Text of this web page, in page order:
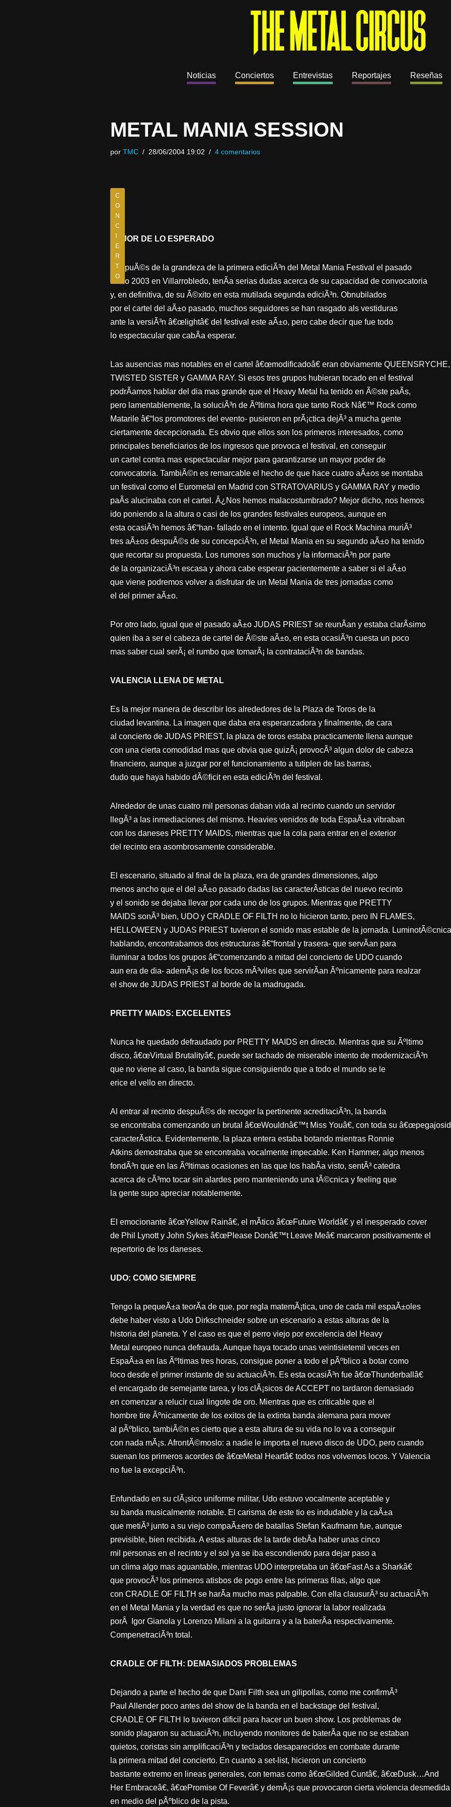
Noticias Conciertos Entrevistas Reportajes Reseñas
METAL MANIA SESSION
por TMC 28/06/2004 19:02 4 comentarios
C
O
N
C
E
R
T
O
MEJOR DE LO ESPERADO
DespuÃ©s de la grandeza de la primera ediciÃ³n del Metal Mania Festival el pasado
aÃ±o 2003 en Villarrobledo, tenÃ­a serias dudas acerca de su capacidad de convocatoria
y, en definitiva, de su Ã©xito en esta mutilada segunda ediciÃ³n. Obnubilados
por el cartel del aÃ±o pasado, muchos seguidores se han rasgado als vestiduras
ante la versiÃ³n â€œlightâ€ del festival este aÃ±o, pero cabe decir que fue todo
lo espectacular que cabÃ­a esperar.
Las ausencias mas notables en el cartel â€œmodificadoâ€ eran obviamente QUEENSRYCHE,
TWISTED SISTER y GAMMA RAY. Si esos tres grupos hubieran tocado en el festival
podrÃ­amos hablar del dia mas grande que el Heavy Metal ha tenido en Ã©ste paÃ­s,
pero lamentablemente, la soluciÃ³n de Ãºltima hora que tanto Rock Nâ€™ Rock como
Matarile â€“los promotores del evento- pusieron en prÃ¡ctica dejÃ³ a mucha gente
ciertamente decepcionada. Es obvio que ellos son los primeros interesados, como
principales beneficiarios de los ingresos que provoca el festival, en conseguir
un cartel contra mas espectacular mejor para garantizarse un mayor poder de
convocatoria. TambiÃ©n es remarcable el hecho de que hace cuatro aÃ±os se montaba
un festival como el Eurometal en Madrid con STRATOVARIUS y GAMMA RAY y medio
paÃ­s alucinaba con el cartel. Â¿Nos hemos malacostumbrado? Mejor dicho, nos hemos
ido poniendo a la altura o casi de los grandes festivales europeos, aunque en
esta ocasiÃ³n hemos â€“han- fallado en el intento. Igual que el Rock Machina muriÃ³
tres aÃ±os despuÃ©s de su concepciÃ³n, el Metal Mania en su segundo aÃ±o ha tenido
que recortar su propuesta. Los rumores son muchos y la informaciÃ³n por parte
de la organizaciÃ³n escasa y ahora cabe esperar pacientemente a saber si el aÃ±o
que viene podremos volver a disfrutar de un Metal Mania de tres jornadas como
el del primer aÃ±o.
Por otro lado, igual que el pasado aÃ±o JUDAS PRIEST se reunÃ­an y estaba clarÃ­simo
quien iba a ser el cabeza de cartel de Ã©ste aÃ±o, en esta ocasiÃ³n cuesta un poco
mas saber cual serÃ¡ el rumbo que tomarÃ¡ la contrataciÃ³n de bandas.
VALENCIA LLENA DE METAL
Es la mejor manera de describir los alrededores de la Plaza de Toros de la
ciudad levantina. La imagen que daba era esperanzadora y finalmente, de cara
al concierto de JUDAS PRIEST, la plaza de toros estaba practicamente llena aunque
con una cierta comodidad mas que obvia que quizÃ¡ provocÃ³ algun dolor de cabeza
financiero, aunque a juzgar por el funcionamiento a tutiplen de las barras,
dudo que haya habido dÃ©ficit en esta ediciÃ³n del festival.
Alrededor de unas cuatro mil personas daban vida al recinto cuando un servidor
llegÃ³ a las inmediaciones del mismo. Heavies venidos de toda EspaÃ±a vibraban
con los daneses PRETTY MAIDS, mientras que la cola para entrar en el exterior
del recinto era asombrosamente considerable.
El escenario, situado al final de la plaza, era de grandes dimensiones, algo
menos ancho que el del aÃ±o pasado dadas las caracterÃ­sticas del nuevo recinto
y el sonido se dejaba llevar por cada uno de los grupos. Mientras que PRETTY
MAIDS sonÃ³ bien, UDO y CRADLE OF FILTH no lo hicieron tanto, pero IN FLAMES,
HELLOWEEN y JUDAS PRIEST tuvieron el sonido mas estable de la jornada.
hablando, encontrabamos dos estructuras â€“frontal y trasera- que servÃ­an para
iluminar a todos los grupos â€“comenzando a mitad del concierto de UDO cuando
aun era de dia- ademÃ¡s de los focos mÃ³viles que servirÃ­an Ãºnicamente para realzar
el show de JUDAS PRIEST al borde de la madrugada.
PRETTY MAIDS: EXCELENTES
Nunca he quedado defraudado por PRETTY MAIDS en directo. Mientras que su Ãºltimo
disco, â€œVirtual Brutalityâ€, puede ser tachado de miserable intento de modernizaciÃ³n
que no viene al caso, la banda sigue consiguiendo que a todo el mundo se le
erice el vello en directo.
Al entrar al recinto despuÃ©s de recoger la pertinente acreditaciÃ³n, la banda
se encontraba comenzando un brutal â€œWouldnâ€™t Miss Youâ€, con toda su
caracterÃ­stica. Evidentemente, la plaza entera estaba botando mientras Ronnie
Atkins demostraba que se encontraba vocalmente impecable. Ken Hammer, algo menos
fondÃ³n que en las Ãºltimas ocasiones en las que los habÃ­a visto, sentÃ³ catedra
acerca de cÃ³mo tocar sin alardes pero manteniendo una tÃ©cnica y feeling que
la gente supo apreciar notablemente.
El emocionante â€œYellow Rainâ€, el mÃ­tico â€œFuture Worldâ€ y el inesperado cover
de Phil Lynott y John Sykes â€œPlease Donâ€™t Leave Meâ€ marcaron positivamente el
repertorio de los daneses.
UDO: COMO SIEMPRE
Tengo la pequeÃ±a teorÃ­a de que, por regla matemÃ¡tica, uno de cada mil espaÃ±oles
debe haber visto a Udo Dirkschneider sobre un escenario a estas alturas de la
historia del planeta. Y el caso es que el perro viejo por excelencia del Heavy
Metal europeo nunca defrauda. Aunque haya tocado unas veintisietemil veces en
EspaÃ±a en las Ãºltimas tres horas, consigue poner a todo el pÃºblico a botar como
loco desde el primer instante de su actuaciÃ³n. Es esta ocasiÃ³n fue â€œThunderballâ€
el encargado de semejante tarea, y los clÃ¡sicos de ACCEPT no tardaron demasiado
en comenzar a relucir cual lingote de oro. Mientras que es criticable que el
hombre tire Ãºnicamente de los exitos de la extinta banda alemana para mover
al pÃºblico, tambiÃ©n es cierto que a esta altura de su vida no lo va a conseguir
con nada mÃ¡s. AfrontÃ©moslo: a nadie le importa el nuevo disco de UDO, pero cuando
suenan los primeros acordes de â€œMetal Heartâ€ todos nos volvemos locos. Y Valencia
no fue la excepciÃ³n.
Enfundado en su clÃ¡sico uniforme militar, Udo estuvo vocalmente aceptable y
su banda musicalmente notable. El carisma de este tio es indudable y la caÃ±a
que metiÃ³ junto a su viejo compaÃ±ero de batallas Stefan Kaufmann fue, aunque
previsible, bien recibida. A estas alturas de la tarde debÃ­a haber unas cinco
mil personas en el recinto y el sol ya se iba escondiendo para dejar paso a
un clima algo mas aguantable, mientras UDO interpretaba un â€œFast As a Sharkâ€
que provocÃ³ los primeros atisbos de pogo entre las primeras filas, algo que
con CRADLE OF FILTH se harÃ­a mucho mas palpable. Con ella clausurÃ³ su actuaciÃ³n
en el Metal Mania y la verdad es que no serÃ­a justo ignorar la labor realizada
porÂ Igor Gianola y Lorenzo Milani a la guitarra y a la baterÃ­a respectivamente.
CompenetraciÃ³n total.
CRADLE OF FILTH: DEMASIADOS PROBLEMAS
Dejando a parte el hecho de que Dani Filth sea un gilipollas, como me confirmÃ³
Paul Allender poco antes del show de la banda en el backstage del festival,
CRADLE OF FILTH lo tuvieron dificil para hacer un buen show. Los problemas de
sonido plagaron su actuaciÃ³n, incluyendo monitores de baterÃ­a que no se estaban
quietos, coristas sin amplificaciÃ³n y teclados desaparecidos en combate durante
la primera mitad del concierto. En cuanto a set-list, hicieron un concierto
bastante extremo en lineas generales, con temas como â€œGilded Cuntâ€, â€œDusk…And
Her Embraceâ€, â€œPromise Of Feverâ€ y demÃ¡s que provocaron cierta violencia desmedida
en medio del pÃºblico de la pista.